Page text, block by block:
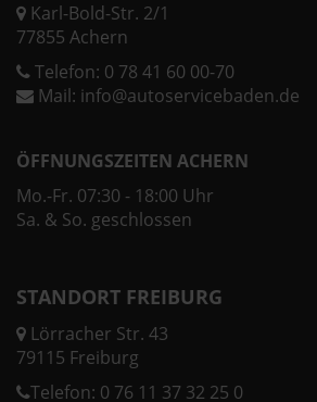
Karl-Bold-Str. 2/1
77855 Achern
Telefon: 0 78 41 60 00-70
Mail: info@autoservicebaden.de
ÖFFNUNGSZEITEN ACHERN
Mo.-Fr. 07:30 - 18:00 Uhr
Sa. & So. geschlossen
STANDORT FREIBURG
Lörracher Str. 43
79115 Freiburg
Telefon: 0 76 11 37 32 25 0